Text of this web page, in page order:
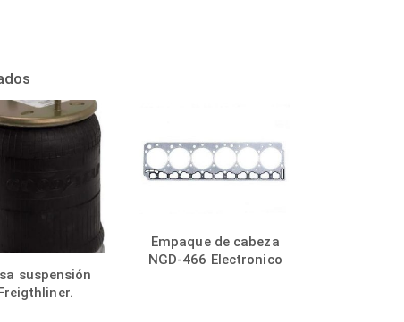
suspensión
Empaque de cabeza
NGD-466 Electronico